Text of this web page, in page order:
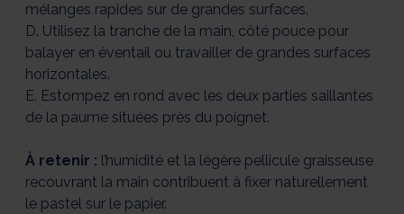
mélanges rapides sur de grandes surfaces.
D. Utilisez la tranche de la main, côté pouce pour
balayer en éventail ou travailler de grandes surfaces
horizontales.
E. Estompez en rond avec les deux parties saillantes
de la paume situées près du poignet.
À retenir : l’humidité et la légère pellicule graisseuse
recouvrant la main contribuent à fixer naturellement
le pastel sur le papier.